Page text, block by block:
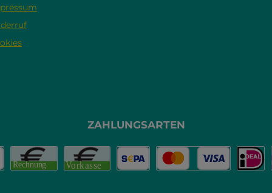
ZAHLUNGSARTEN